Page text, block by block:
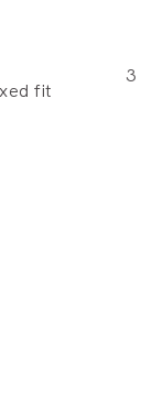
fit
3